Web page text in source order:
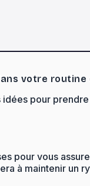
votre routine
pour
pour vous
à maintenir un